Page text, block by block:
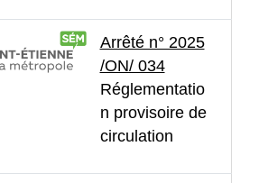
Arrêté n° 2025
/ON/ 034
Réglementatio
n provisoire de
circulation